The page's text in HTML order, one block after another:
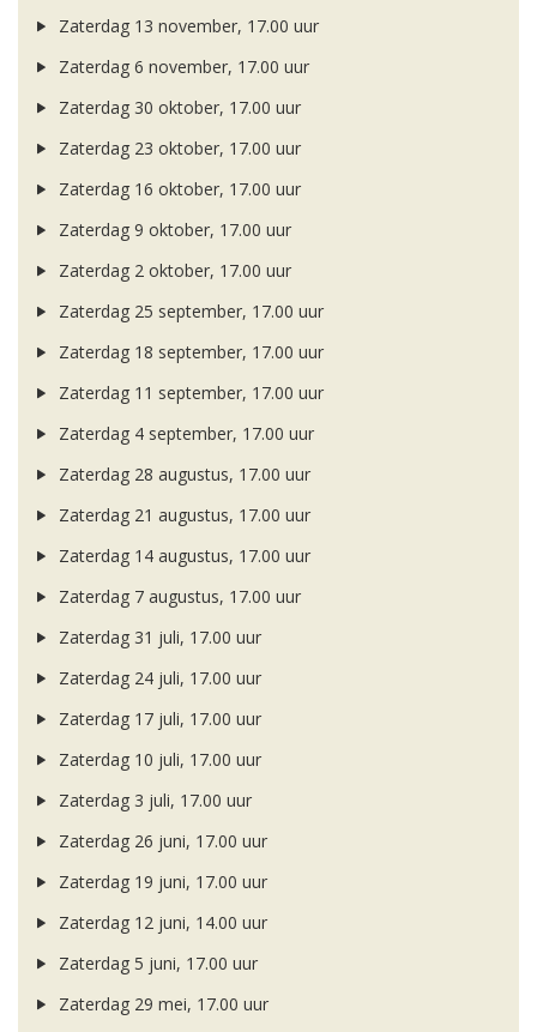
Zaterdag 13 november, 17.00 uur
Zaterdag 6 november, 17.00 uur
Zaterdag 30 oktober, 17.00 uur
Zaterdag 23 oktober, 17.00 uur
Zaterdag 16 oktober, 17.00 uur
Zaterdag 9 oktober, 17.00 uur
Zaterdag 2 oktober, 17.00 uur
Zaterdag 25 september, 17.00 uur
Zaterdag 18 september, 17.00 uur
Zaterdag 11 september, 17.00 uur
Zaterdag 4 september, 17.00 uur
Zaterdag 28 augustus, 17.00 uur
Zaterdag 21 augustus, 17.00 uur
Zaterdag 14 augustus, 17.00 uur
Zaterdag 7 augustus, 17.00 uur
Zaterdag 31 juli, 17.00 uur
Zaterdag 24 juli, 17.00 uur
Zaterdag 17 juli, 17.00 uur
Zaterdag 10 juli, 17.00 uur
Zaterdag 3 juli, 17.00 uur
Zaterdag 26 juni, 17.00 uur
Zaterdag 19 juni, 17.00 uur
Zaterdag 12 juni, 14.00 uur
Zaterdag 5 juni, 17.00 uur
Zaterdag 29 mei, 17.00 uur